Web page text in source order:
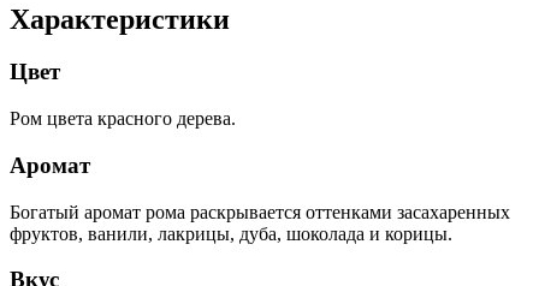
Характеристики
Цвет
Ром цвета красного дерева.
Аромат
Богатый аромат рома раскрывается оттенками засахаренных
фруктов, ванили, лакрицы, дуба, шоколада и корицы.
Вкус